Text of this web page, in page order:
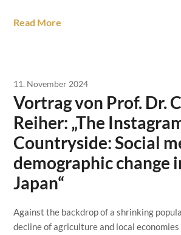
Read More
11. November 2024
Vortrag von Prof. Dr.
Reiher: „The
Countryside: Social
demographic change
Japan“
Against the backdrop of a shrinking
decline of agriculture and local